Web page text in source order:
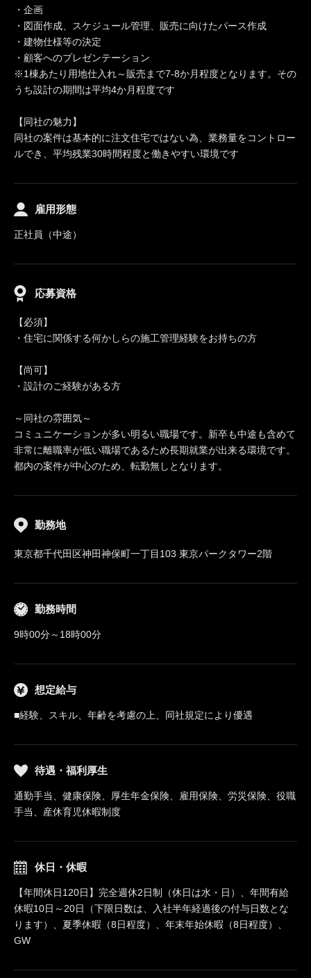
・企画
・図面作成、スケジュール管理、販売に向けたパース作成
・建物仕様等の決定
・顧客へのプレゼンテーション
※1棟あたり用地仕入れ～販売まで7-8か月程度となります。その
うち設計の期間は平均4か月程度です
【同社の魅力】
同社の案件は基本的に注文住宅ではない為、業務量をコントロー
ルでき、平均残業30時間程度と働きやすい環境です
雇用形態
正社員（中途）
応募資格
【必須】
・住宅に関係する何かしらの施工管理経験をお持ちの方
【尚可】
・設計のご経験がある方
～同社の雰囲気～
コミュニケーションが多い明るい職場です。新卒も中途も含めて
非常に離職率が低い職場であるため長期就業が出来る環境です。
都内の案件が中心のため、転勤無しとなります。
勤務地
東京都千代田区神田神保町一丁目103 東京パークタワー2階
勤務時間
9時00分～18時00分
想定給与
■経験、スキル、年齢を考慮の上、同社規定により優遇
待遇・福利厚生
通勤手当、健康保険、厚生年金保険、雇用保険、労災保険、役職
手当、産休育児休暇制度
休日・休暇
【年間休日120日】完全週休2日制（休日は水・日）、年間有給
休暇10日～20日（下限日数は、入社半年経過後の付与日数とな
ります）、夏季休暇（8日程度）、年末年始休暇（8日程度）、
GW